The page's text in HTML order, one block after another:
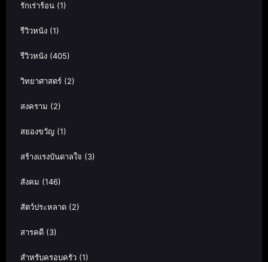
รักเร่าร้อน (1)
รีวิวหนัง (1)
รีวิวหนัง (405)
วิทยาศาสตร์ (2)
สงคราม (2)
สยองขวัญ (1)
สร้างแรงบันดาลใจ (3)
สังคม (146)
สัตว์ประหลาด (2)
สารคดี (3)
สำหรับครอบครัว (1)